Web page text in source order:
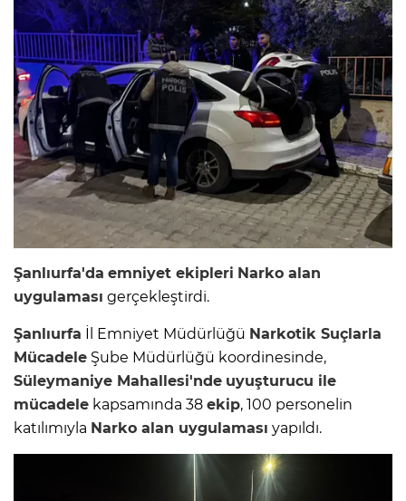
Şanlıurfa'da emniyet ekipleri Narko alan
uygulaması gerçekleştirdi.
Şanlıurfa İl Emniyet Müdürlüğü Narkotik Suçlarla
Mücadele Şube Müdürlüğü koordinesinde,
Süleymaniye Mahallesi'nde uyuşturucu ile
mücadele kapsamında 38 ekip, 100 personelin
katılımıyla Narko alan uygulaması yapıldı.